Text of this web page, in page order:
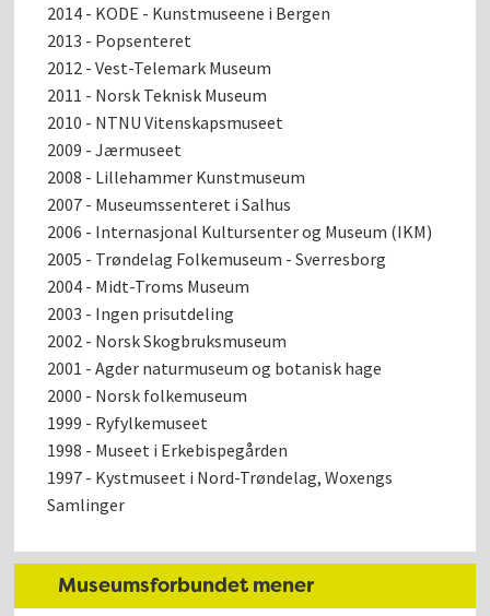
2014 - KODE - Kunstmuseene i Bergen
2013 - Popsenteret
2012 - Vest-Telemark Museum
2011 - Norsk Teknisk Museum
2010 - NTNU Vitenskapsmuseet
2009 - Jærmuseet
2008 - Lillehammer Kunstmuseum
2007 - Museumssenteret i Salhus
2006 - Internasjonal Kultursenter og Museum (IKM)
2005 - Trøndelag Folkemuseum - Sverresborg
2004 - Midt-Troms Museum
2003 - Ingen prisutdeling
2002 - Norsk Skogbruksmuseum
2001 - Agder naturmuseum og botanisk hage
2000 - Norsk folkemuseum
1999 - Ryfylkemuseet
1998 - Museet i Erkebispegården
1997 - Kystmuseet i Nord-Trøndelag, Woxengs
Samlinger
Museumsforbundet mener